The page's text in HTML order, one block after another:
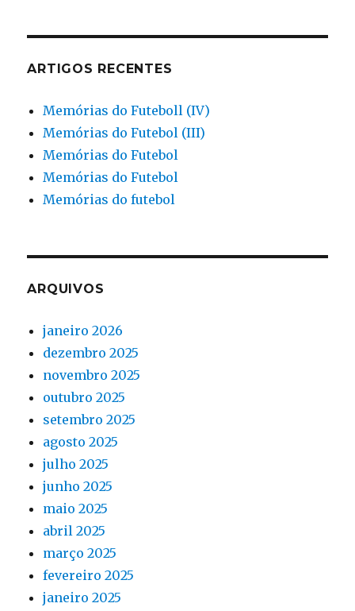
ARTIGOS RECENTES
Memórias do Futeboll (IV)
Memórias do Futebol (III)
Memórias do Futebol
Memórias do Futebol
Memórias do futebol
ARQUIVOS
janeiro 2026
dezembro 2025
novembro 2025
outubro 2025
setembro 2025
agosto 2025
julho 2025
junho 2025
maio 2025
abril 2025
março 2025
fevereiro 2025
janeiro 2025